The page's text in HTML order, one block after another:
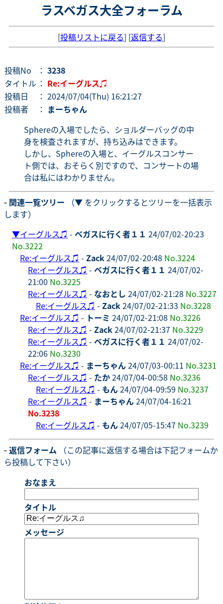
ラスベガス大全フォーラム
[投稿リストに戻る] [返信する]
投稿No ： 3238
タイトル ： Re:イーグルス♫
投稿日
： 2024/07/04(Thu) 16:21:27
投稿者
： まーちゃん
Sphereの入場でしたら、ショルダーバッグの中
身を検査されますが、持ち込みはできます。
しかし、Sphereの入場と、イーグルスコンサー
ト側では、おそらく別ですので、コンサートの場
合は私にはわかりません。
- 関連一覧ツリー （▼ をクリックするとツリーを一括表示
します）
▼イーグルス♫ - ベガスに行く者１１ 24/07/02-20:23
No.3222
Re:イーグルス♫ - Zack24/07/02-20:48 No.3224
Re:イーグルス♫ - ベガスに行く者１１ 24/07/02-
21:00 No.3225
Re:イーグルス♫ - なおとし 24/07/02-21:28 No.3227
Re:イーグルス♫ - Zack24/07/02-21:33 No.3228
Re:イーグルス♫ - トーミ 24/07/02-21:08 No.3226
Re:イーグルス♫ - Zack24/07/02-21:37 No.3229
Re:イーグルス♫ - ベガスに行く者１１ 24/07/02-
22:06 No.3230
Re:イーグルス♫ - まーちゃん24/07/03-00:11 No.3231
Re:イーグルス♫ - たか24/07/04-00:58 No.3236
Re:イーグルス♫ - もん24/07/04-09:59 No.3237
Re:イーグルス♫ - まーちゃん24/07/04-16:21
No.3238
Re:イーグルス♫ - もん24/07/05-15:47 No.3239
- 返信フォーム （この記事に返信する場合は下記フォームか
ら投稿して下さい）
おなまえ
タイトル
メッセージ